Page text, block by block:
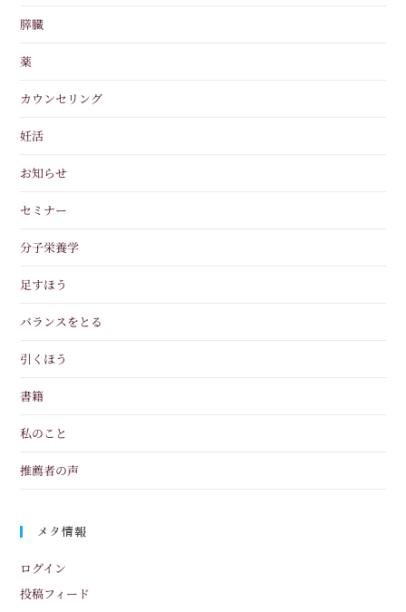
膵臓
薬
カウンセリング
妊活
お知らせ
セミナー
分子栄養学
足すほう
バランスをとる
引くほう
書籍
私のこと
推薦者の声
メタ情報
ログイン
投稿フィード